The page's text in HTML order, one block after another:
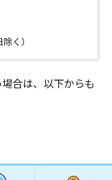
く）
合は、以下からも